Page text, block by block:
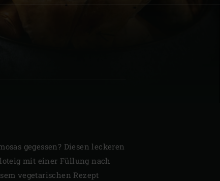
(Français)
gegessen? Diesen leckeren
mit einer Füllung nach
vegetarischen Rezept